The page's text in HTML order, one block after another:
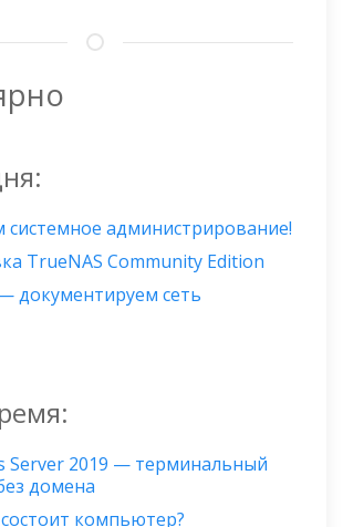
системное администрирование!
TrueNAS Community Edition
документируем сеть
Server 2019 — терминальный
домена
компьютер?